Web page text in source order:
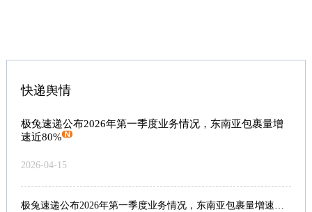
快递舆情
极兔速递公布2026年第一季度业务情况，东南亚包裹量增
速近80%
2026-04-15
极兔速递公布2026年第一季度业务情况，东南亚包裹量增速近80%